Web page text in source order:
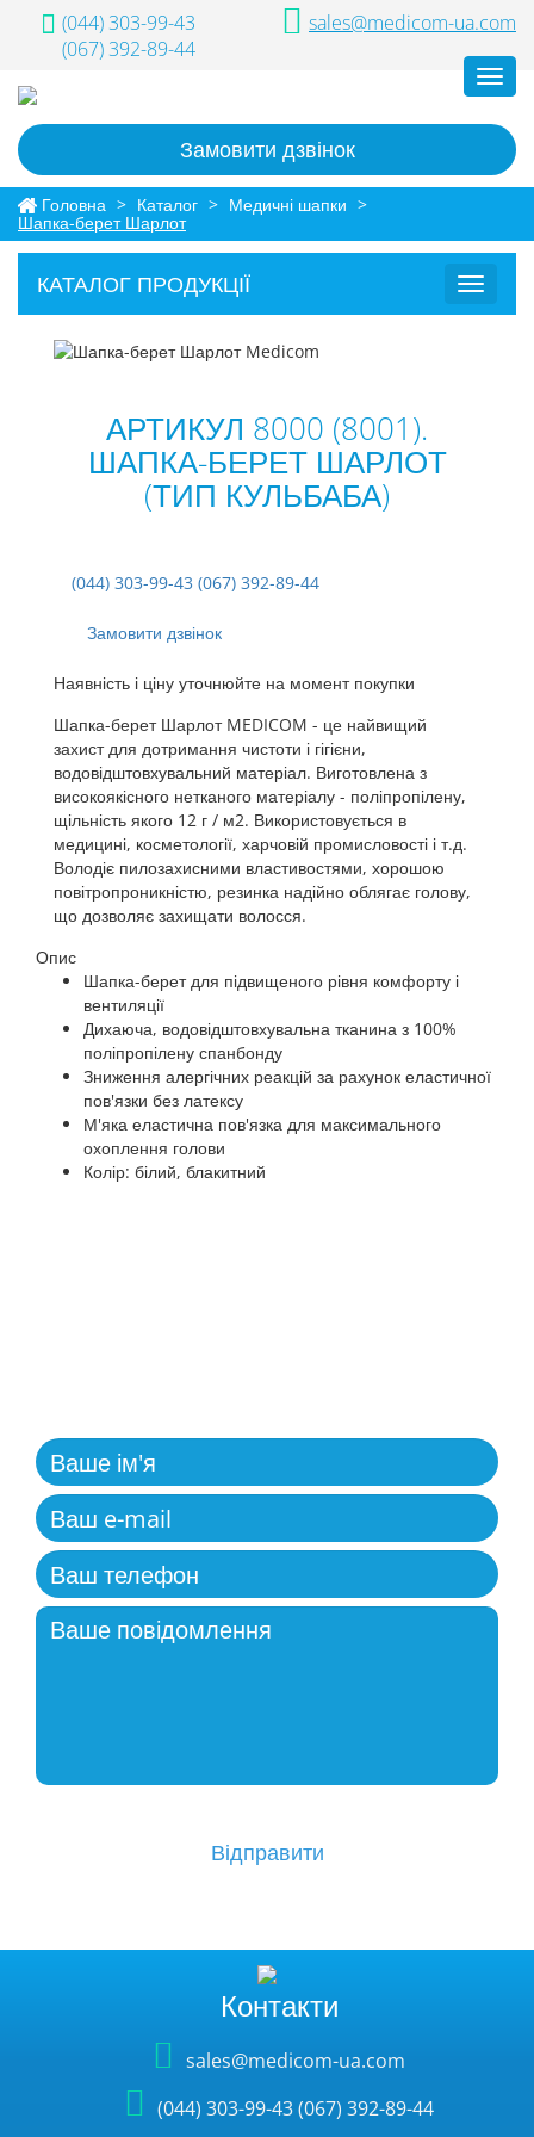
(044) 303-99-43
(067) 392-89-44
sales@medicom-ua.com
Замовити дзвінок
Головна > Каталог > Медичні шапки >
Шапка-берет Шарлот
Toggle
КАТАЛОГ ПРОДУКЦІЇ
АРТИКУЛ 8000 (8001).
ШАПКА-БЕРЕТ ШАРЛОТ
(ТИП КУЛЬБАБА)
(044) 303-99-43 (067) 392-89-44
Замовити дзвінок
Наявність і ціну уточнюйте на момент покупки
Шапка-берет Шарлот MEDICOM - це найвищий
захист для дотримання чистоти і гігієни,
водовідштовхувальний матеріал. Виготовлена з
високоякісного нетканого матеріалу - поліпропілену,
щільність якого 12 г / м2. Використовується в
медицині, косметології, харчовій промисловості і т.д.
Володіє пилозахисними властивостями, хорошою
повітропроникністю, резинка надійно облягає голову,
що дозволяє захищати волосся.
Опис
Шапка-берет для підвищеного рівня комфорту і
вентиляції
Дихаюча, водовідштовхувальна тканина з 100%
поліпропілену спанбонду
Зниження алергічних реакцій за рахунок еластичної
пов'язки без латексу
М'яка еластична пов'язка для максимального
охоплення голови
Колір: білий, блакитний
Контакти
sales@medicom-ua.com
(044) 303-99-43 (067) 392-89-44